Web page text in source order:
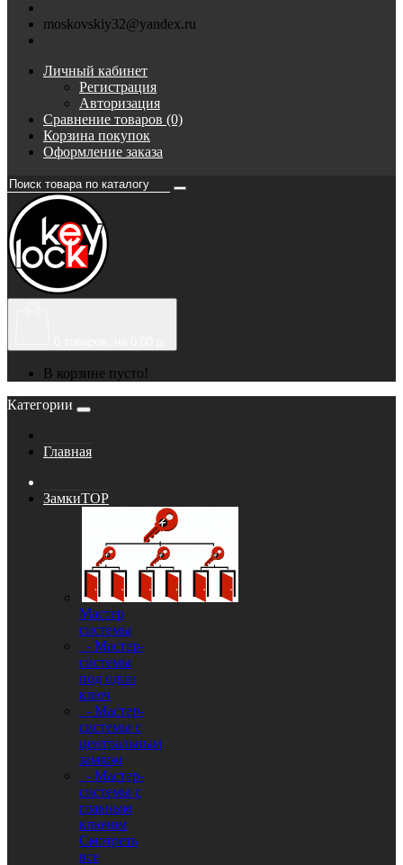
moskovskiy32@yandex.ru
Личный кабинет
Регистрация
Авторизация
Сравнение товаров (0)
Корзина покупок
Оформление заказа
В корзине пусто!
Категории
Главная
ЗамкиTOP
Мастер
системы
- Мастер-
системы
под один
ключ
- Мастер-
системы с
центральным
замком
- Мастер-
системы с
главным
ключом
Смотреть
все